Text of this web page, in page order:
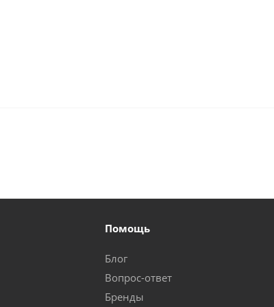
Помощь
Блог
Вопрос-ответ
Бренды